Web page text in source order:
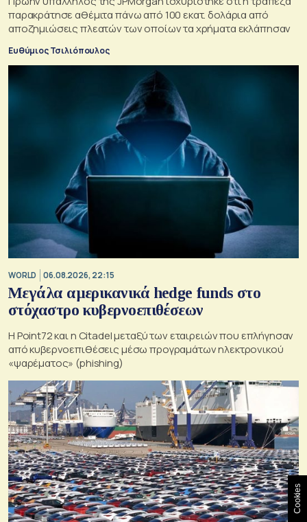
παρακράτησε αθέμιτα πάνω από 100 εκατ. δολάρια από
αποζημιώσεις πλεατών των οποίων τα χρήματα εκλάπησαν
Ευθύμιος Τσιλιόπουλος
WORLD 06.08.2026, 22:15
Μεγάλα αμερικανικά hedge funds στο
στόχαστρο κυβερνοεπιθέσεων
Η Point72 και η Citadel μεταξύ των εταιρειών που επλήγησαν
από κυβερνοεπιθέσεις μέσω προγραμάτων ηλεκτρονικού
«ψαρέματος» (phishing)
Cookies